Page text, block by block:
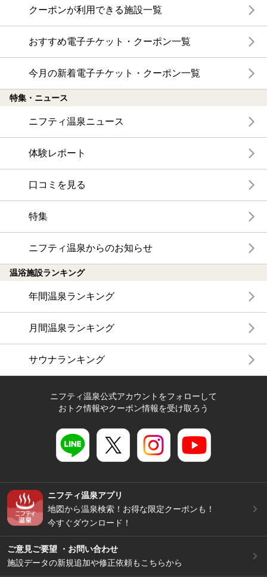
クーポンが利用できる施設一覧
おすすめ電子チケット・クーポン一覧
今月の新着電子チケット・クーポン一覧
特集・ニュース
ニフティ温泉ニュース
体験レポート
口コミを見る
特集
ニフティ温泉からのお知らせ
温浴施設ランキング
年間温泉ランキング
月間温泉ランキング
サウナランキング
ニフティ温泉公式アカウントをフォローして
おトク情報やクーポン情報を受け取ろう
ニフティ温泉アプリ
地図から温泉検索！お得な限定クーポンも！
今すぐダウンロード！
ご意見ご要望 ・お問い合わせ
施設データの新規追加や修正依頼もこちらから